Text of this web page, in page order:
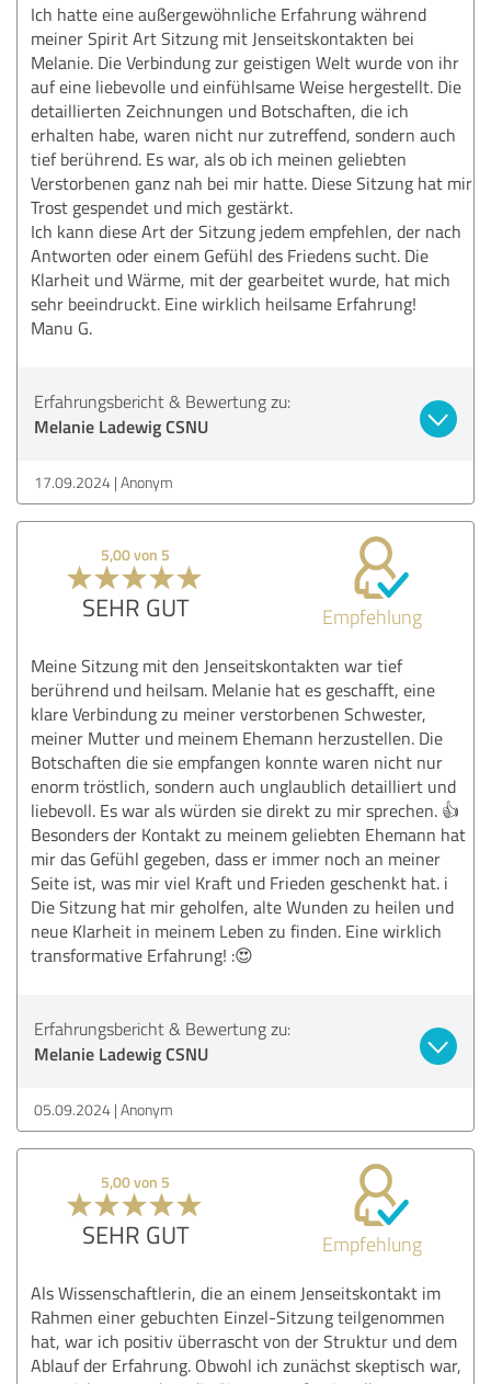
Ich hatte eine außergewöhnliche Erfahrung während
meiner Spirit Art Sitzung mit Jenseitskontakten bei
Melanie. Die Verbindung zur geistigen Welt wurde von ihr
auf eine liebevolle und einfühlsame Weise hergestellt. Die
detaillierten Zeichnungen und Botschaften, die ich
erhalten habe, waren nicht nur zutreffend, sondern auch
tief berührend. Es war, als ob ich meinen geliebten
Verstorbenen ganz nah bei mir hatte. Diese Sitzung hat mir
Trost gespendet und mich gestärkt.
Ich kann diese Art der Sitzung jedem empfehlen, der nach
Antworten oder einem Gefühl des Friedens sucht. Die
Klarheit und Wärme, mit der gearbeitet wurde, hat mich
sehr beeindruckt. Eine wirklich heilsame Erfahrung!
Manu G.
Erfahrungsbericht & Bewertung zu:
Melanie Ladewig CSNU
17.09.2024 Anonym
5,00 von 5
SEHR GUT Empfehlung
Meine Sitzung mit den Jenseitskontakten war tief
berührend und heilsam. Melanie hat es geschafft, eine
klare Verbindung zu meiner verstorbenen Schwester,
meiner Mutter und meinem Ehemann herzustellen. Die
Botschaften die sie empfangen konnte waren nicht nur
enorm tröstlich, sondern auch unglaublich detailliert und
liebevoll. Es war als würden sie direkt zu mir sprechen. 👍
Besonders der Kontakt zu meinem geliebten Ehemann hat
mir das Gefühl gegeben, dass er immer noch an meiner
Seite ist, was mir viel Kraft und Frieden geschenkt hat. i
Die Sitzung hat mir geholfen, alte Wunden zu heilen und
neue Klarheit in meinem Leben zu finden. Eine wirklich
transformative Erfahrung! :😍
Erfahrungsbericht & Bewertung zu:
Melanie Ladewig CSNU
05.09.2024 Anonym
5,00 von 5
SEHR GUT Empfehlung
Als Wissenschaftlerin, die an einem Jenseitskontakt im
Rahmen einer gebuchten Einzel-Sitzung teilgenommen
hat, war ich positiv überrascht von der Struktur und dem
Ablauf der Erfahrung. Obwohl ich zunächst skeptisch war,